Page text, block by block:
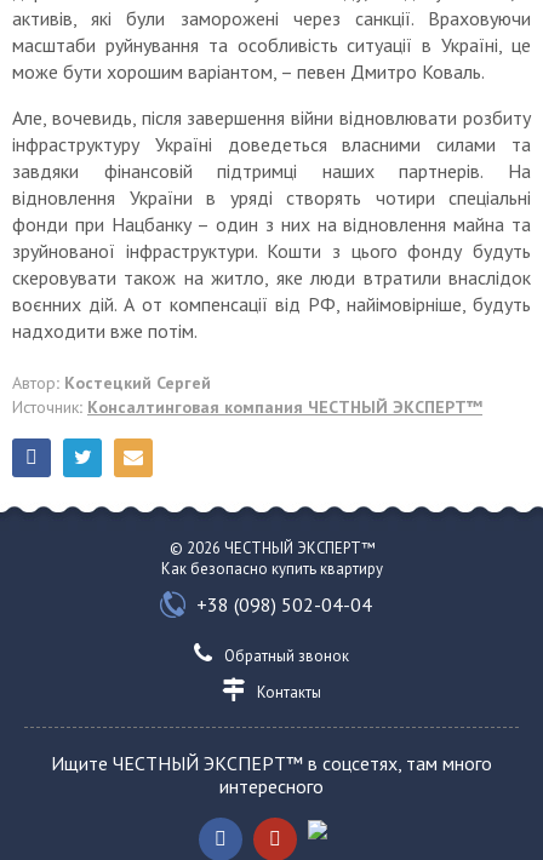
активів, які були заморожені через санкції. Враховуючи
масштаби руйнування та особливість ситуації в Україні, це
може бути хорошим варіантом, – певен Дмитро Коваль.
Але, вочевидь, після завершення війни відновлювати розбиту
інфраструктуру Україні доведеться власними силами та
завдяки фінансовій підтримці наших партнерів. На
відновлення України в уряді створять чотири спеціальні
фонди при Нацбанку – один з них на відновлення майна та
зруйнованої інфраструктури. Кошти з цього фонду будуть
скеровувати також на житло, яке люди втратили внаслідок
воєнних дій. А от компенсації від РФ, найімовірніше, будуть
надходити вже потім.
Автор: Костецкий Сергей
Источник: Консалтинговая компания ЧЕСТНЫЙ ЭКСПЕРТ™
© 2026 ЧЕСТНЫЙ ЭКСПЕРТ™
Как безопасно купить квартиру
+38 (098) 502-04-04
Обратный звонок
Контакты
Ищите ЧЕСТНЫЙ ЭКСПЕРТ™ в соцсетях, там много
интересного